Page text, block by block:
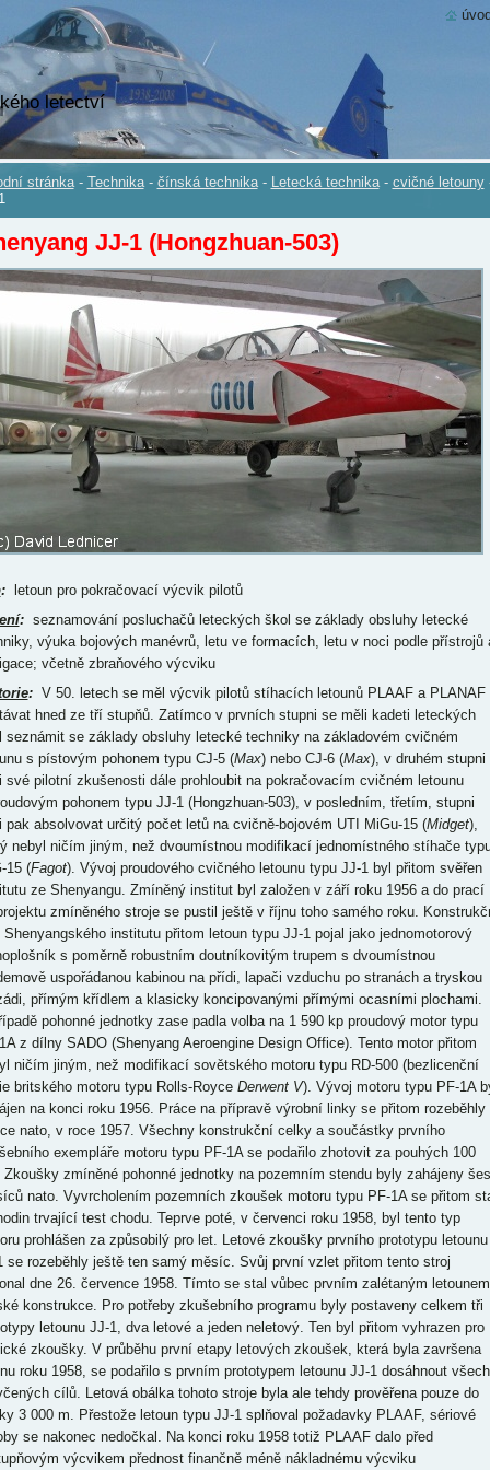
letectví
stránka - Technika - čínská technika - Letecká technika - cvičné letouny
JJ-1 (Hongzhuan-503)
:letoun pro pokračovací výcvik pilotů
:seznamování posluchačů leteckých škol se základy obsluhy letecké
výuka bojových manévrů, letu ve formacích, letu v noci podle přístrojů
včetně zbraňového výcviku
:V 50. letech se měl výcvik pilotů stíhacích letounů PLAAF a PLANAF
hned ze tří stupňů. Zatímco v prvních stupni se měli kadeti leteckých
seznámit se základy obsluhy letecké techniky na základovém cvičném
s pístovým pohonem typu CJ-5 (Max) nebo CJ-6 (Max), v druhém stupni
své pilotní zkušenosti dále prohloubit na pokračovacím cvičném letounu
pohonem typu JJ-1 (Hongzhuan-503), v posledním, třetím, stupni
pak absolvovat určitý počet letů na cvičně-bojovém UTI MiGu-15 (Midget),
nebyl ničím jiným, než dvoumístnou modifikací jednomístného stíhače
15 (Fagot). Vývoj proudového cvičného letounu typu JJ-1 byl přitom svěřen
ze Shenyangu. Zmíněný institut byl založen v září roku 1956 a do prací
zmíněného stroje se pustil ještě v říjnu toho samého roku.
Shenyangského institutu přitom letoun typu JJ-1 pojal jako jednomotorový
s poměrně robustním doutníkovitým trupem s dvoumístnou
uspořádanou kabinou na přídi, lapači vzduchu po stranách a tryskou
přímým křídlem a klasicky koncipovanými přímými ocasními plochami.
pohonné jednotky zase padla volba na 1 590 kp proudový motor typu
z dílny SADO (Shenyang Aeroengine Design Office). Tento motor přitom
ničím jiným, než modifikací sovětského motoru typu RD-500 (bezlicenční
britského motoru typu Rolls-Royce Derwent V). Vývoj motoru typu PF-1A
na konci roku 1956. Práce na přípravě výrobní linky se přitom rozeběhly
nato, v roce 1957. Všechny konstrukční celky a součástky prvního
exempláře motoru typu PF-1A se podařilo zhotovit za pouhých 100
Zkoušky zmíněné pohonné jednotky na pozemním stendu byly zahájeny
nato. Vyvrcholením pozemních zkoušek motoru typu PF-1A se přitom
trvající test chodu. Teprve poté, v červenci roku 1958, byl tento typ
prohlášen za způsobilý pro let. Letové zkoušky prvního prototypu letounu
se rozeběhly ještě ten samý měsíc. Svůj první vzlet přitom tento stroj
dne 26. července 1958. Tímto se stal vůbec prvním zalétaným letounem
konstrukce. Pro potřeby zkušebního programu byly postaveny celkem tři
letounu JJ-1, dva letové a jeden neletový. Ten byl přitom vyhrazen pro
zkoušky. V průběhu první etapy letových zkoušek, která byla završena
roku 1958, se podařilo s prvním prototypem letounu JJ-1 dosáhnout všech
cílů. Letová obálka tohoto stroje byla ale tehdy prověřena pouze do
3 000 m. Přestože letoun typu JJ-1 splňoval požadavky PLAAF, sériové
se nakonec nedočkal. Na konci roku 1958 totiž PLAAF dalo před
výcvikem přednost finančně méně nákladnému výcviku